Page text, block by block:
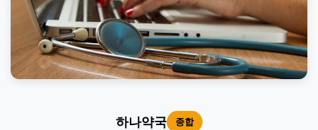
하나약국 종합